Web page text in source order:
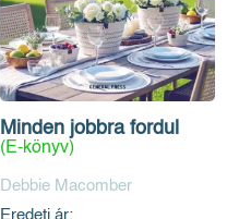
Minden jobbra fordul
(E-könyv)
Debbie Macomber
Eredeti ár: